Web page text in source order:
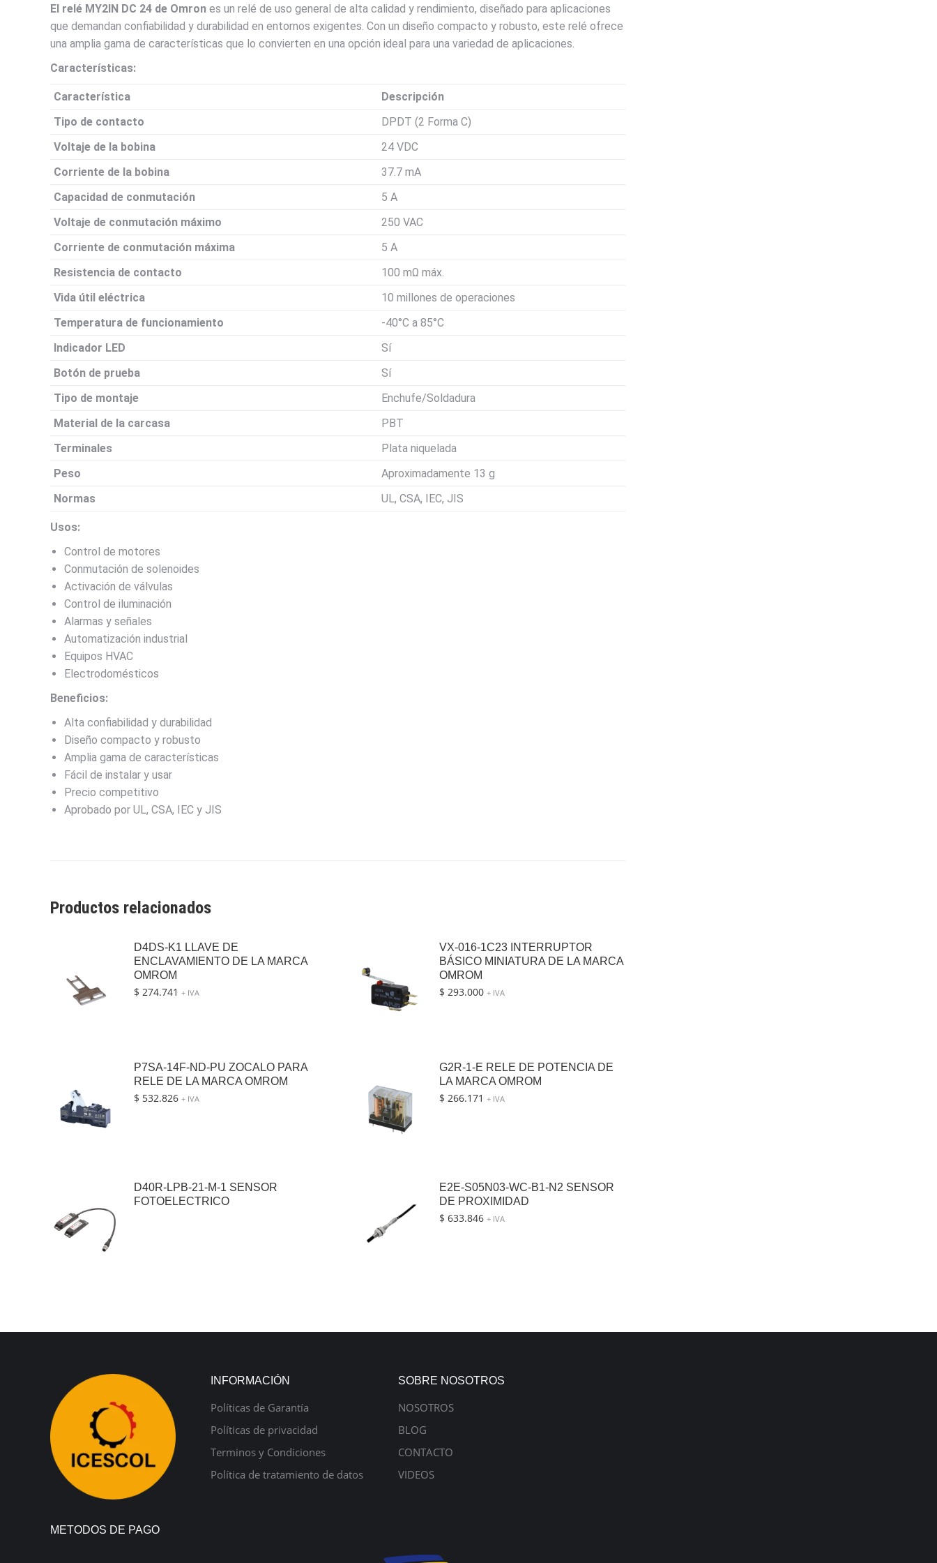
El relé MY2IN DC 24 de Omron es un relé de uso general de alta calidad y rendimiento, diseñado para aplicaciones
que demandan confiabilidad y durabilidad en entornos exigentes. Con un diseño compacto y robusto, este relé ofrece
una amplia gama de características que lo convierten en una opción ideal para una variedad de aplicaciones.
Características:
Característica
Descripción
Tipo de contacto
DPDT (2 Forma C)
Voltaje de la bobina
24 VDC
Corriente de la bobina
37.7 mA
Capacidad de conmutación
5 A
Voltaje de conmutación máximo
250 VAC
Corriente de conmutación máxima
5 A
Resistencia de contacto
100 mΩ máx.
Vida útil eléctrica
10 millones de operaciones
Temperatura de funcionamiento
-40°C a 85°C
Indicador LED
Sí
Botón de prueba
Sí
Tipo de montaje
Enchufe/Soldadura
Material de la carcasa
PBT
Terminales
Plata niquelada
Peso
Aproximadamente 13 g
Normas
UL, CSA, IEC, JIS
Usos:
Control de motores
Conmutación de solenoides
Activación de válvulas
Control de iluminación
Alarmas y señales
Automatización industrial
Equipos HVAC
Electrodomésticos
Beneficios:
Alta confiabilidad y durabilidad
Diseño compacto y robusto
Amplia gama de características
Fácil de instalar y usar
Precio competitivo
Aprobado por UL, CSA, IEC y JIS
Productos relacionados
D4DS-K1 LLAVE DE
ENCLAVAMIENTO DE LA MARCA
OMROM
$ 274.741 + IVA
VX-016-1C23 INTERRUPTOR
BÁSICO MINIATURA DE LA MARCA
OMROM
$ 293.000 + IVA
P7SA-14F-ND-PU ZOCALO PARA
RELE DE LA MARCA OMROM
$ 532.826 + IVA
G2R-1-E RELE DE POTENCIA DE
LA MARCA OMROM
$ 266.171 + IVA
D40R-LPB-21-M-1 SENSOR
FOTOELECTRICO
E2E-S05N03-WC-B1-N2 SENSOR
DE PROXIMIDAD
$ 633.846 + IVA
INFORMACIÓN
Políticas de Garantía
Políticas de privacidad
Terminos y Condiciones
Política de tratamiento de datos
SOBRE NOSOTROS
NOSOTROS
BLOG
CONTACTO
VIDEOS
METODOS DE PAGO